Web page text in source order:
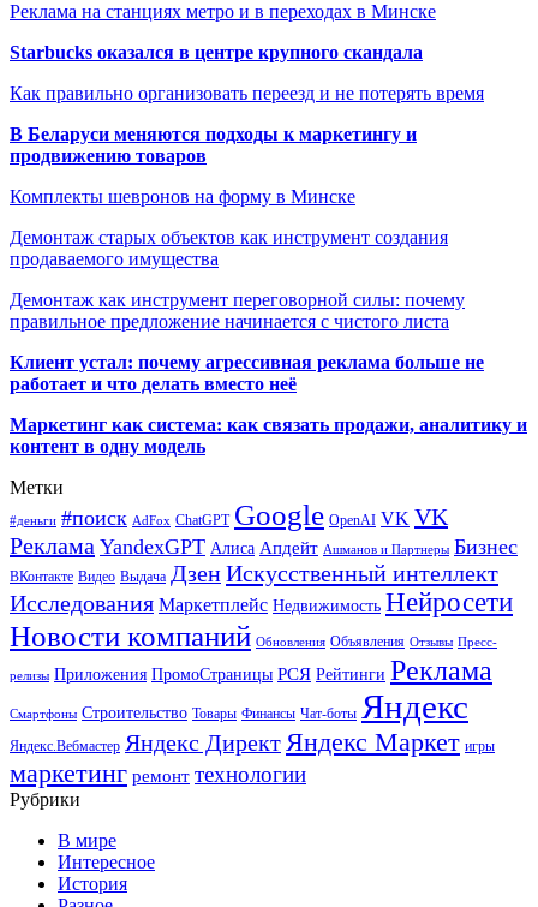
Реклама на станциях метро и в переходах в Минске
Starbucks оказался в центре крупного скандала
Как правильно организовать переезд и не потерять время
В Беларуси меняются подходы к маркетингу и
продвижению товаров
Комплекты шевронов на форму в Минске
Демонтаж старых объектов как инструмент создания
продаваемого имущества
Демонтаж как инструмент переговорной силы: почему
правильное предложение начинается с чистого листа
Клиент устал: почему агрессивная реклама больше не
работает и что делать вместо неё
Маркетинг как система: как связать продажи, аналитику и
контент в одну модель
Метки
#деньги #поиск AdFox ChatGPT Google OpenAI VK VK
Реклама YandexGPT Алиса Апдейт Ашманов и Партнеры Бизнес
ВКонтакте Видео Выдача ДзенИскусственный интеллект
Исследования Маркетплейс Недвижимость Нейросети
Новости компаний Обновления Объявления Отзывы Пресс-
релизы Приложения ПромоСтраницы РСЯ Рейтинги Реклама
Смартфоны Строительство Товары Финансы Чат-боты Яндекс
Яндекс.Вебмастер Яндекс Директ Яндекс Маркет игры
маркетинг ремонт технологии
Рубрики
В мире
Интересное
История